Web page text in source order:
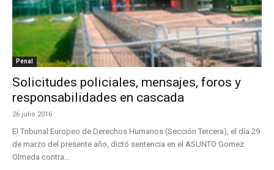
Penal
Solicitudes policiales, mensajes, foros y
responsabilidades en cascada
26 julio 2016
El Tribunal Europeo de Derechos Humanos (Sección Tercera), el día 29
de marzo del presente año, dictó sentencia en el ASUNTO Gomez
Olmeda contra...